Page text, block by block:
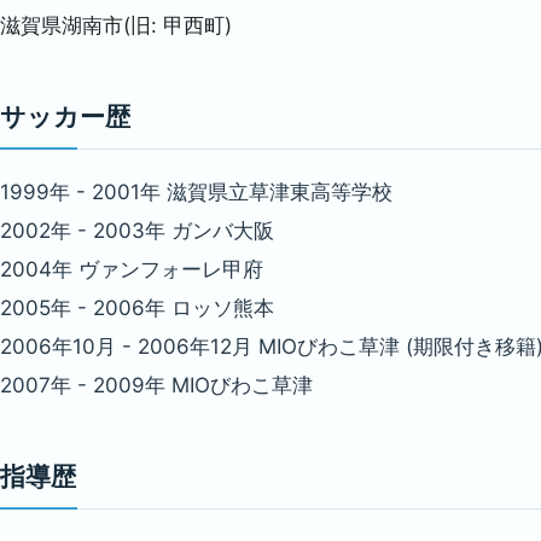
滋賀県湖南市(旧: 甲西町)
サッカー歴
1999年 - 2001年 滋賀県立草津東高等学校
2002年 - 2003年 ガンバ大阪
2004年 ヴァンフォーレ甲府
2005年 - 2006年 ロッソ熊本
2006年10月 - 2006年12月 MIOびわこ草津 (期限付き移籍
2007年 - 2009年 MIOびわこ草津
指導歴